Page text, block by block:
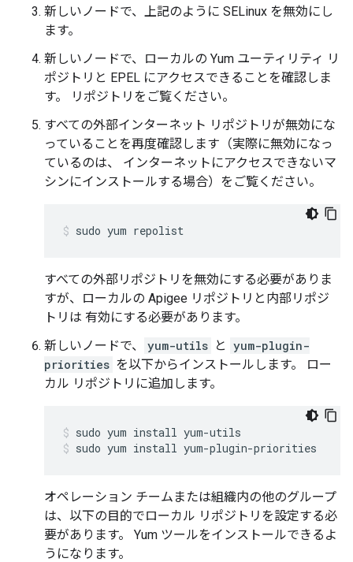
新しいノードで、上記のように SELinux を無効にし
ます。
新しいノードで、ローカルの Yum ユーティリティ リ
ポジトリと EPEL にアクセスできることを確認しま
す。 リポジトリをご覧ください。
すべての外部インターネット リポジトリが無効にな
っていることを再度確認します（実際に無効になっ
ているのは、 インターネットにアクセスできないマ
シンにインストールする場合）をご覧ください。
sudo yum repolist
すべての外部リポジトリを無効にする必要がありま
すが、ローカルの Apigee リポジトリと内部リポジ
トリは 有効にする必要があります。
新しいノードで、
yum-utils と yum-plugin-
priorities を以下からインストールします。 ロー
カル リポジトリに追加します。
sudo yum install yum-plugin-priorities
オペレーション チームまたは組織内の他のグループ
は、以下の目的でローカル リポジトリを設定する必
要があります。 Yum ツールをインストールできるよ
うになります。